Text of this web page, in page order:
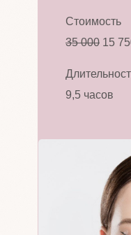
Стоимость
9,5 часов
35 000 15